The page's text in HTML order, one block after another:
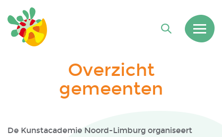
Overzicht
gemeenten
De Kunstacademie Noord-Limburg organiseert